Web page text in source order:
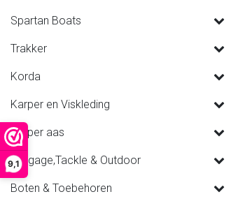
9,1
Spartan Boats
Trakker
Korda
Karper en Viskleding
Karper aas
Luggage,Tackle & Outdoor
Boten & Toebehoren